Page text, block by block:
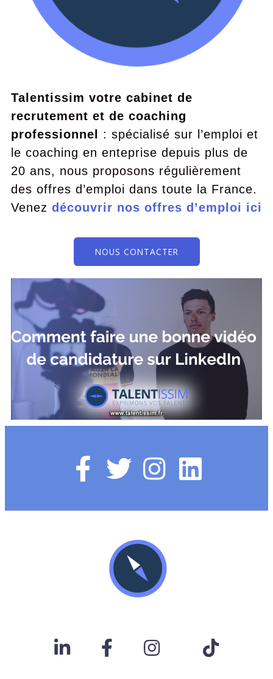
Talentissim votre cabinet de
recrutement et de coaching
professionnel
: spécialisé sur l’emploi et
le coaching en enteprise depuis plus de
20 ans, nous proposons régulièrement
des offres d’emploi dans toute la France.
Venez découvrir nos offres d’emploi ici
NOUS CONTACTER